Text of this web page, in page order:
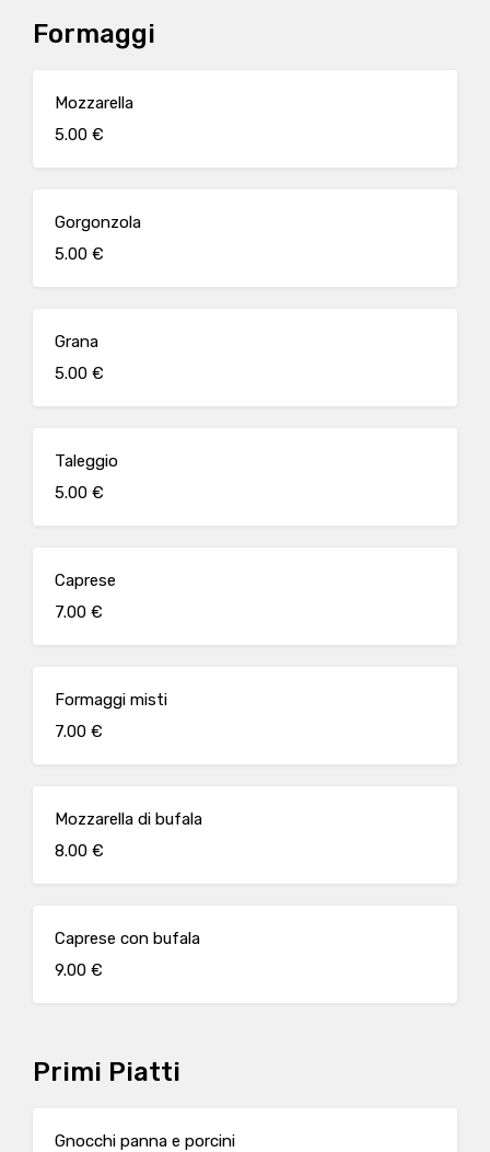
Formaggi
Mozzarella
5.00 €
Gorgonzola
5.00 €
Grana
5.00 €
Taleggio
5.00 €
Caprese
7.00 €
Formaggi misti
7.00 €
Mozzarella di bufala
8.00 €
Caprese con bufala
9.00 €
Primi Piatti
Gnocchi panna e porcini